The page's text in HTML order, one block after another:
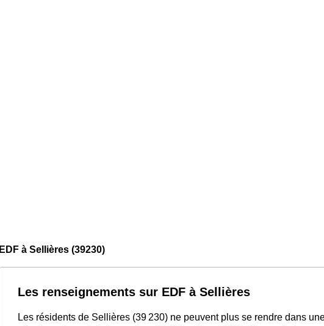
EDF à Sellières (39230)
Les renseignements sur EDF à Sellières
Les résidents de Sellières (39 230) ne peuvent plus se rendre dans